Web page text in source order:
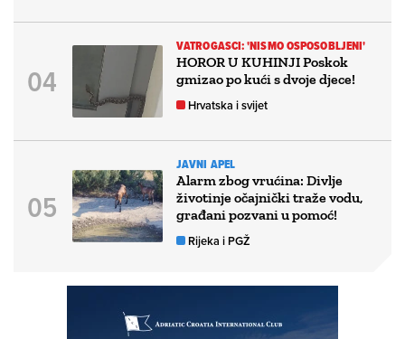
VATROGASCI: 'NISMO OSPOSOBLJENI'
HOROR U KUHINJI Poskok
gmizao po kući s dvoje djece!
Hrvatska i svijet
JAVNI APEL
Alarm zbog vrućina: Divlje
životinje očajnički traže vodu,
građani pozvani u pomoć!
Rijeka i PGŽ